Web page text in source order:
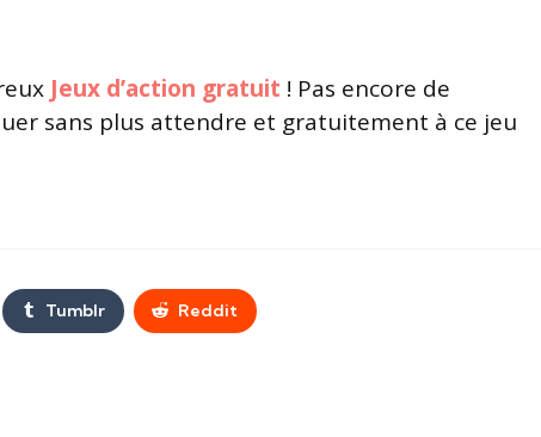
Jeux d’action gratuit ! Pas encore de
sans plus attendre et gratuitement à ce jeu
Tumblr Reddit